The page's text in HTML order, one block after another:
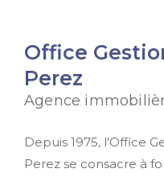
Office
Perez
Agence
Depuis 1975, l'Office
Perez se consacre à